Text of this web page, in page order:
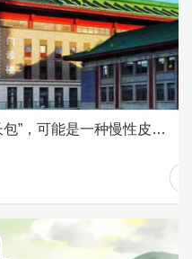
全国护肤日｜你以为的“上火长包”，可能是一种慢性皮肤病